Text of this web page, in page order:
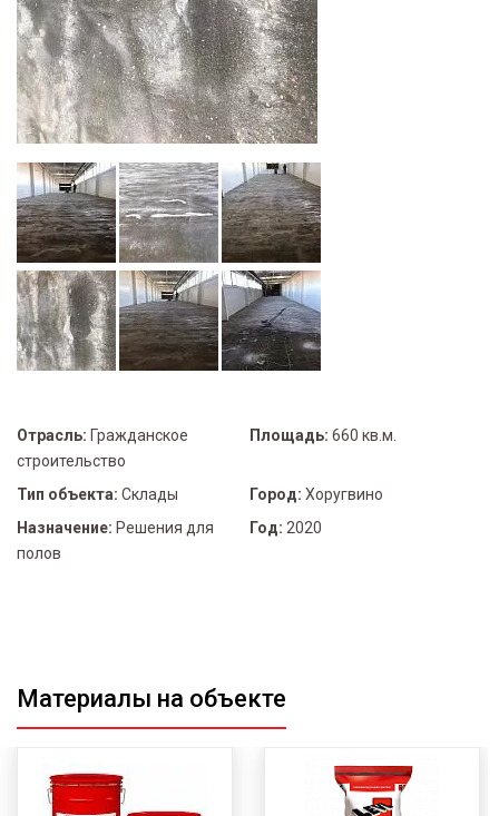
Отрасль: Гражданское
строительство
Площадь: 660 кв.м.
Тип объекта: Склады Город: Хоругвино
Назначение: Решения для
полов
Год: 2020
Материалы на объекте